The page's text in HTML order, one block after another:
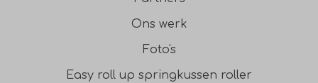
Ons werk
Foto's
Easy roll up springkussen roller